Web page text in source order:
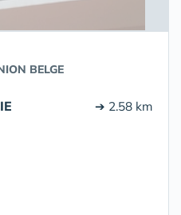
BELGE
➔ 2.58 km